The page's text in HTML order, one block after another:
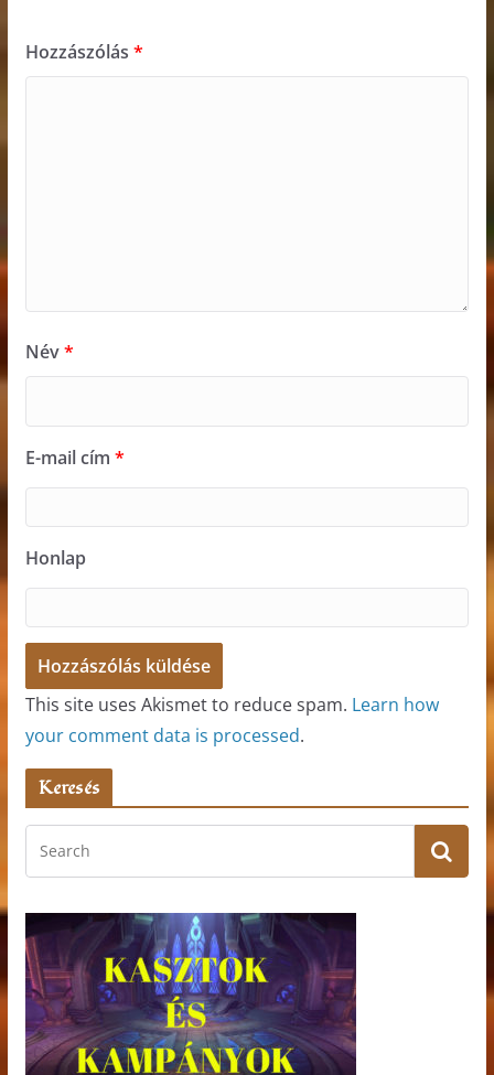
Hozzászólás *
Név*
E-mail cím *
Honlap
This site uses Akismet to reduce spam. Learn how
your comment data is processed.
Keresés